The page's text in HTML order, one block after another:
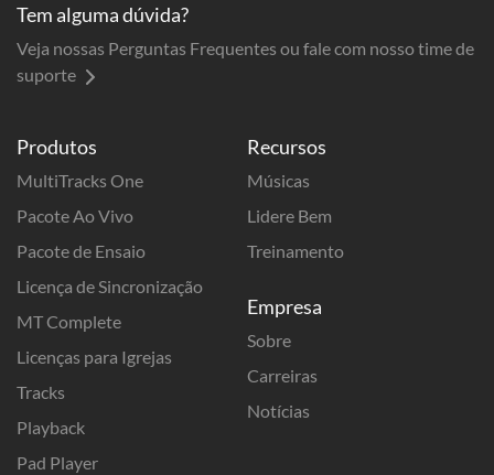
Produtos
MultiTracks One
Pacote Ao Vivo
Pacote de Ensaio
Licença de Sincronização
MT Complete
Licenças para Igrejas
Tracks
Playback
Pad Player
Recursos
Músicas
Lidere Bem
Treinamento
Empresa
Sobre
Carreiras
Notícias
Tem alguma dúvida?
Veja nossas Perguntas Frequentes ou fale com nosso time de
suporte